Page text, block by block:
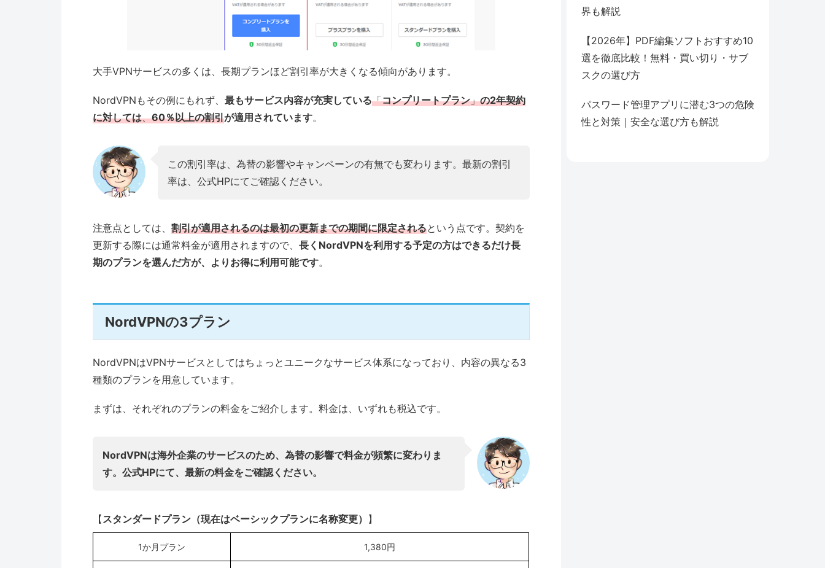
大手VPNサービスの多くは、長期プランほど割引率が大きくなる傾向があります。
NordVPNもその例にもれず、最もサービス内容が充実している「コンプリートプラン」の2年契約
に対しては、60％以上の割引が適用されています。
この割引率は、為替の影響やキャンペーンの有無でも変わります。最新の割引
率は、公式HPにてご確認ください。
注意点としては、割引が適用されるのは最初の更新までの期間に限定されるという点です。契約を
更新する際には通常料金が適用されますので、長くNordVPNを利用する予定の方はできるだけ長
期のプランを選んだ方が、よりお得に利用可能です。
NordVPNの3プラン
NordVPNはVPNサービスとしてはちょっとユニークなサービス体系になっており、内容の異なる3
種類のプランを用意しています。
まずは、それぞれのプランの料金をご紹介します。料金は、いずれも税込です。
NordVPNは海外企業のサービスのため、為替の影響で料金が頻繁に変わりま
す。公式HPにて、最新の料金をご確認ください。
【 スタンダードプラン（現在はベーシックプランに名称変更） 】
1か月プラン 1,380円
界も解説
【2026年】PDF編集ソフトおすすめ10
選を徹底比較！無料・買い切り・サブ
スクの選び方
パスワード管理アプリに潜む3つの危険
性と対策｜安全な選び方も解説